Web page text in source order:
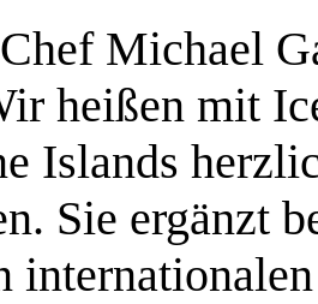
Michael
heißen mit
Islands
Sie ergänzt